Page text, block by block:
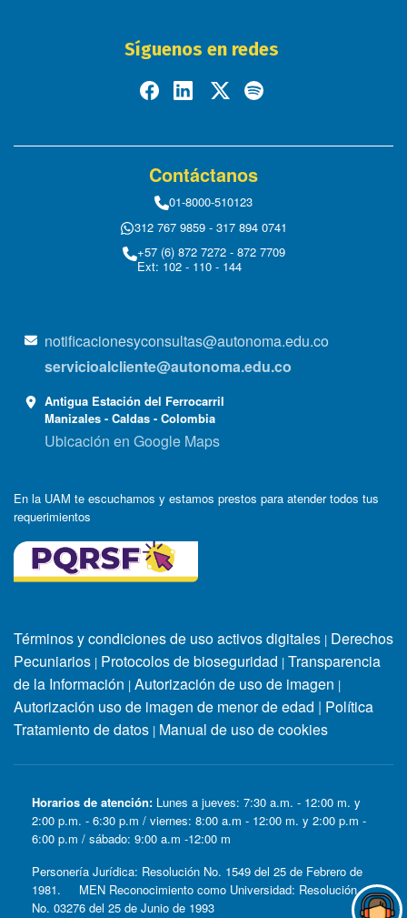
Síguenos en redes
Contáctanos
01-8000-510123
312 767 9859 - 317 894 0741
+57 (6) 872 7272 - 872 7709
Ext: 102 - 110 - 144
notificacionesyconsultas@autonoma.edu.co
servicioalcliente@autonoma.edu.co
Antigua Estación del Ferrocarril
Manizales - Caldas - Colombia
Ubicación en Google Maps
En la UAM te escuchamos y estamos prestos para atender todos tus
requerimientos
Términos y condiciones de uso activos digitales | Derechos
Pecuniarios | Protocolos de bioseguridad | Transparencia
de la Información | Autorización de uso de imagen |
Autorización uso de imagen de menor de edad | Política
Tratamiento de datos | Manual de uso de cookies
Horarios de atención: Lunes a jueves: 7:30 a.m. - 12:00 m. y
2:00 p.m. - 6:30 p.m / viernes: 8:00 a.m - 12:00 m. y 2:00 p.m -
6:00 p.m / sábado: 9:00 a.m -12:00 m
Personería Jurídica: Resolución No. 1549 del 25 de Febrero de
1981. MEN Reconocimiento como Universidad: Resolución
No. 03276 del 25 de Junio de 1993